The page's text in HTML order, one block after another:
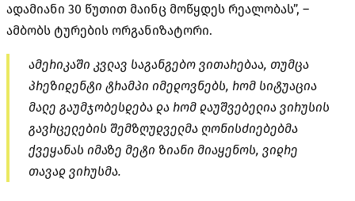
ადამიანი 30 წუთით მაინც მოწყდეს რეალობას”, –
ამბობს ტურების ორგანიზატორი.
ამერიკაში კვლავ საგანგებო ვითარებაა, თუმცა
პრეზიდენტი ტრამპი იმედოვნებს, რომ სიტუაცია
მალე გაუმჯობესდება და რომ დაუშვებელია ვირუსის
გავრცელების შემზღუდველმა ღონისძიებებმა
ქვეყანას იმაზე მეტი ზიანი მიაყენოს, ვიდრე
თავად ვირუსმა.